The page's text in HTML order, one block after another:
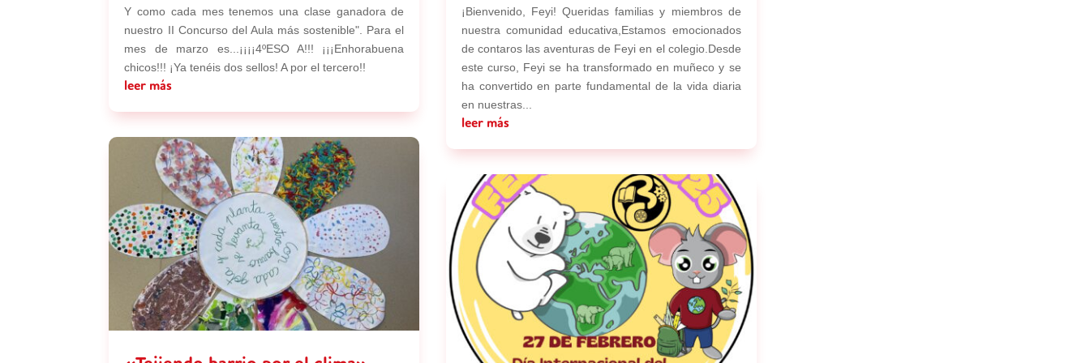
Y como cada mes tenemos una clase ganadora de
nuestro II Concurso del Aula más sostenible". Para el
mes de marzo es...¡¡¡¡4ºESO A!!! ¡¡¡Enhorabuena
chicos!!! ¡Ya tenéis dos sellos! A por el tercero!!
leer más
¡Bienvenido, Feyi! Queridas familias y miembros de
nuestra comunidad educativa,Estamos emocionados
de contaros las aventuras de Feyi en el colegio.Desde
este curso, Feyi se ha transformado en muñeco y se
ha convertido en parte fundamental de la vida diaria
en nuestras...
leer más